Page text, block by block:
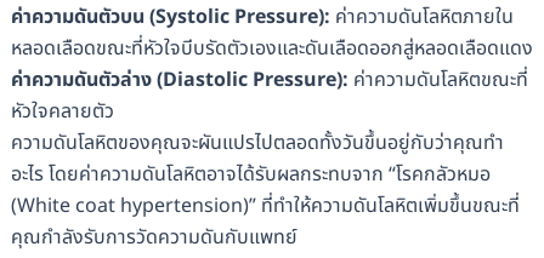
ค่าความดันตัวบน (Systolic Pressure): ค่าความดันโลหิตภายใน
หลอดเลือดขณะที่หัวใจบีบรัดตัวเองและดันเลือดออกสู่หลอดเลือดแดง
ค่าความดันตัวล่าง (Diastolic Pressure): ค่าความดันโลหิตขณะที่
หัวใจคลายตัว
ความดันโลหิตของคุณจะผันแปรไปตลอดทั้งวันขึ้นอยู่กับว่าคุณทำ
อะไร โดยค่าความดันโลหิตอาจได้รับผลกระทบจาก “โรคกลัวหมอ
(White coat hypertension)” ที่ทำให้ความดันโลหิตเพิ่มขึ้นขณะที่
คุณกำลังรับการวัดความดันกับแพทย์